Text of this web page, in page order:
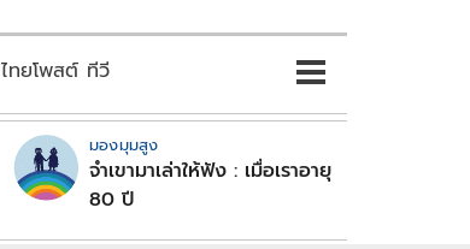
ไทยโพสต์ ทีวี
มองมุมสูง
จำเขามาเล่าให้ฟัง : เมื่อเราอายุ
80 ปี